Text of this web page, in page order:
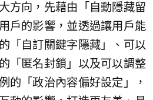
方向，先藉由「自動隱藏留
戶的影響，並透過讓用戶能
「自訂關鍵字隱藏」、可以
「匿名封鎖」以及可以調整
的「政治內容偏好設定」，